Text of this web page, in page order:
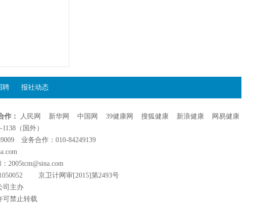
聘 报社动态
作： 人民网 新华网 中国网 39健康网 搜狐健康 新浪健康
网易健康
（国外）
业务合作：010-84249139
2005tcm@sina.com
京卫计网审[2015]第2493号
司主办
可禁止转载